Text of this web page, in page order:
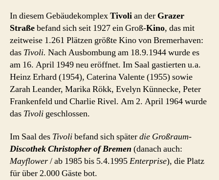
In diesem GebäudekomplexTivolian der Grazer
Straßebefand sich seit 1927 ein Groß-Kino, das mit
zeitweise 1.261 Plätzen größte Kino von Bremerhaven:
das Tivoli. Nach Ausbombung am 18.9.1944 wurde es
am 16. April 1949 neu eröffnet. Im Saal gastierten u.a.
Heinz Erhard (1954), Caterina Valente (1955) sowie
Zarah Leander, Marika Rökk, Evelyn Künnecke, Peter
Frankenfeld und Charlie Rivel. Am 2. April 1964 wurde
das Tivoli geschlossen.
Im Saal des Tivolibefand sich späterdie Großraum-
DiscothekChristopher of Bremen (danach auch:
Mayflower/ ab 1985 bis 5.4.1995Enterprise), die Platz
für über 2.000 Gäste bot.